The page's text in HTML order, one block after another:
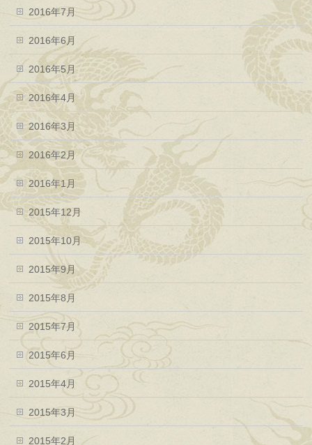
2016年7月
2016年6月
2016年5月
2016年4月
2016年3月
2016年2月
2016年1月
2015年12月
2015年10月
2015年9月
2015年8月
2015年7月
2015年6月
2015年4月
2015年3月
2015年2月